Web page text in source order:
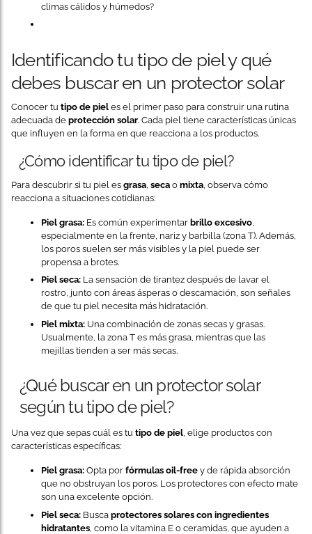
climas cálidos y húmedos?
Identificando tu tipo de piel y qué
debes buscar en un protector solar
Conocer tu tipo de piel es el primer paso para construir una rutina
adecuada de protección solar. Cada piel tiene características únicas
que influyen en la forma en que reacciona a los productos.
¿Cómo identificar tu tipo de piel?
Para descubrir si tu piel es grasa seca o mixta , observa cómo
reacciona a situaciones cotidianas:
Piel grasa:Es común experimentar brillo excesivo,
especialmente en la frente, nariz y barbilla (zona T). Además,
los poros suelen ser más visibles y la piel puede ser
propensa a brotes.
Piel seca:La sensación de tirantez después de lavar el
rostro, junto con áreas ásperas o descamación, son señales
de que tu piel necesita más hidratación.
Piel mixta:Una combinación de zonas secas y grasas.
Usualmente, la zona T es más grasa, mientras que las
mejillas tienden a ser más secas.
¿Qué buscar en un protector solar
según tu tipo de piel?
Una vez que sepas cuál es tu tipo de piel, elige productos con
características específicas:
Piel grasa:Opta por fórmulas oil-freey de rápida absorción
que no obstruyan los poros. Los protectores con efecto mate
son una excelente opción.
Piel seca:Busca protectores solares con ingredientes
hidratantes, como la vitamina E o ceramidas, que ayuden a